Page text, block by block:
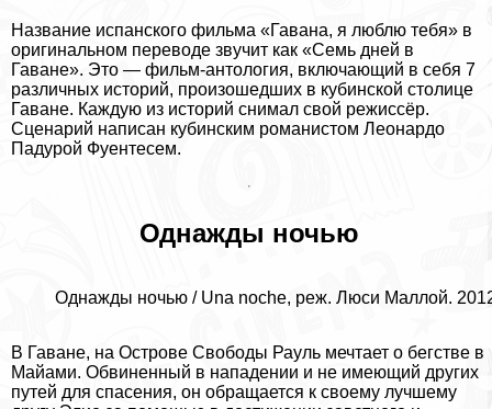
Название испанского фильма «Гавана, я люблю тебя» в
оригинальном переводе звучит как «Семь дней в
Гаване». Это — фильм-антология, включающий в себя 7
различных историй, произошедших в кубинской столице
Гаване. Каждую из историй снимал свой режиссёр.
Сценарий написан кубинским романистом Леонардо
Падурой Фуентесем.
Однажды ночью
Однажды ночью / Una noche, реж. Люси Маллой.
В Гаване, на Острове Свободы Рауль мечтает о бегстве в
Майами. Обвиненный в нападении и не имеющий других
путей для спасения, он обращается к своему лучшему